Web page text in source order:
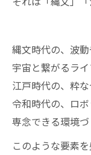
縄文時代の、波
宇宙と繋がるライ
江戸時代の、粋
令和時代の、ロ
専念できる環境づ
このような要素